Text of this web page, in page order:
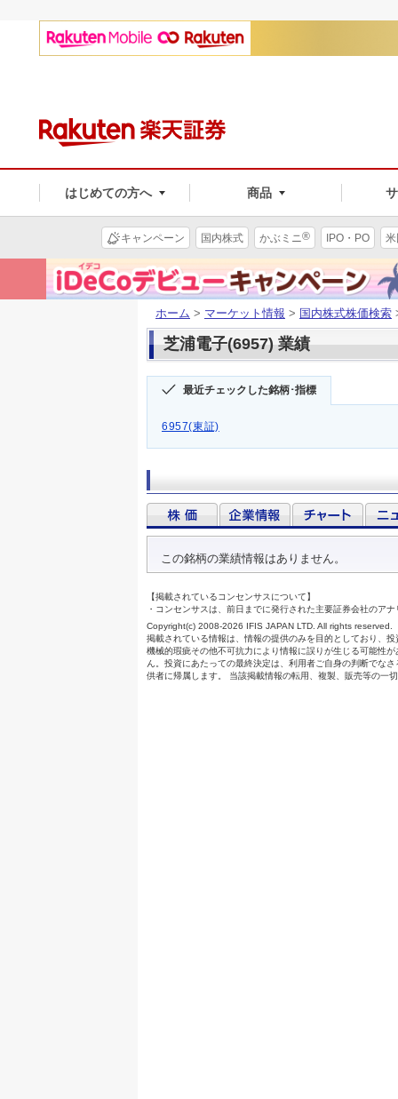
はじめての方へ 商品
キャンペーン 国内株式 かぶミニ® IPO・PO
ホーム > マーケット情報 > 国内株式株価検索
芝浦電子(6957) 業績
最近チェックした銘柄･指標
6957(東証)